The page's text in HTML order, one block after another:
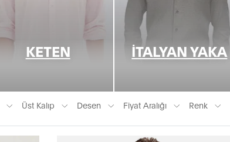
KETEN İTALYAN YAKA
Üst Kalıp Desen Fiyat Aralığı Renk